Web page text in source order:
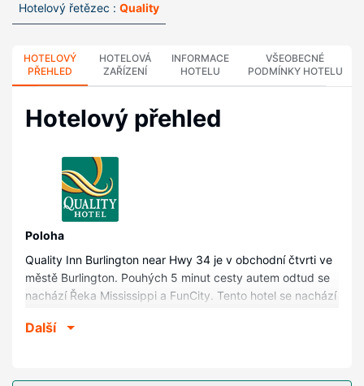
Hotelový řetězec : Quality
HOTELOVÝ
PŘEHLED
HOTELOVÁ
ZAŘÍZENÍ
INFORMACE
HOTELU
VŠEOBECNÉ
PODMÍNKY HOTELU
Hotelový přehled
Poloha
Quality Inn Burlington near Hwy 34 je v obchodní čtvrti ve
městě Burlington. Pouhých 5 minut cesty autem odtud se
nachází Řeka Mississippi a FunCity. Tento hotel se nachází
park West Burlington a 0,7 km od Catfish Bend Casino.
V jednom z 51 klimatizovaných pokojů, k jejichž vybavení
Další